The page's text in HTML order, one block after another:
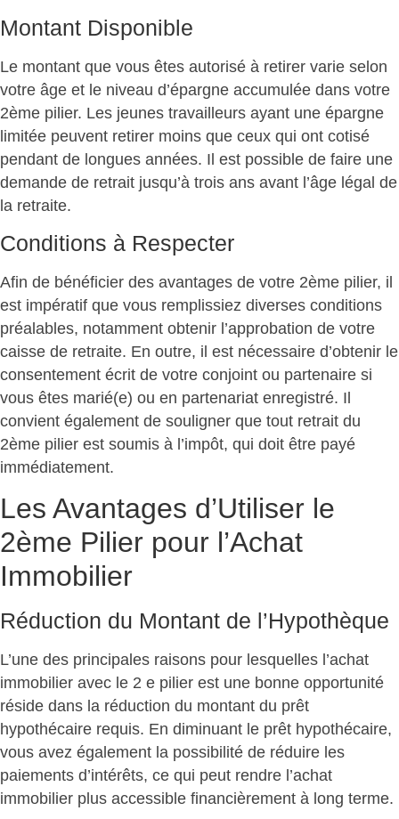
Montant Disponible
Le montant que vous êtes autorisé à retirer varie selon
votre âge et le niveau d’épargne accumulée dans votre
2ème pilier. Les jeunes travailleurs ayant une épargne
limitée peuvent retirer moins que ceux qui ont cotisé
pendant de longues années. Il est possible de faire une
demande de retrait jusqu’à trois ans avant l’âge légal de
la retraite.
Conditions à Respecter
Afin de bénéficier des avantages de votre 2ème pilier, il
est impératif que vous remplissiez diverses conditions
préalables, notamment obtenir l’approbation de votre
caisse de retraite. En outre, il est nécessaire d’obtenir le
consentement écrit de votre conjoint ou partenaire si
vous êtes marié(e) ou en partenariat enregistré. Il
convient également de souligner que tout retrait du
2ème pilier est soumis à l’impôt, qui doit être payé
immédiatement.
Les Avantages d’Utiliser le
2ème Pilier pour l’Achat
Immobilier
Réduction du Montant de l’Hypothèque
L’une des principales raisons pour lesquelles l’achat
immobilier avec le 2 e pilier est une bonne opportunité
réside dans la réduction du montant du prêt
hypothécaire requis. En diminuant le prêt hypothécaire,
vous avez également la possibilité de réduire les
paiements d’intérêts, ce qui peut rendre l’achat
immobilier plus accessible financièrement à long terme.